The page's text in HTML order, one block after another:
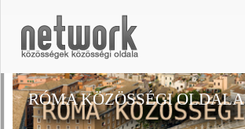
RÓMA KÖZÖSSÉGI OLDALA